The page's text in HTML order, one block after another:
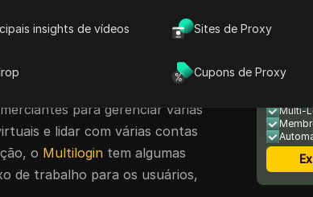
insights de vídeos Sites de Proxy
Cupons de Proxy
Descobrindo as
popular
um dos navegadores
É confiável por
para gerenciar várias
e lidar com várias contas
o Multilogin tem algumas
de trabalho para os usuários,
Multi-